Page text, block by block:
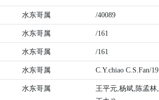
水东哥属 /40089
水东哥属 /161
水东哥属 /161
水东哥属 C.Y.chiao C.S.Fan/19
水东哥属
王平元,杨斌,陈孟林,